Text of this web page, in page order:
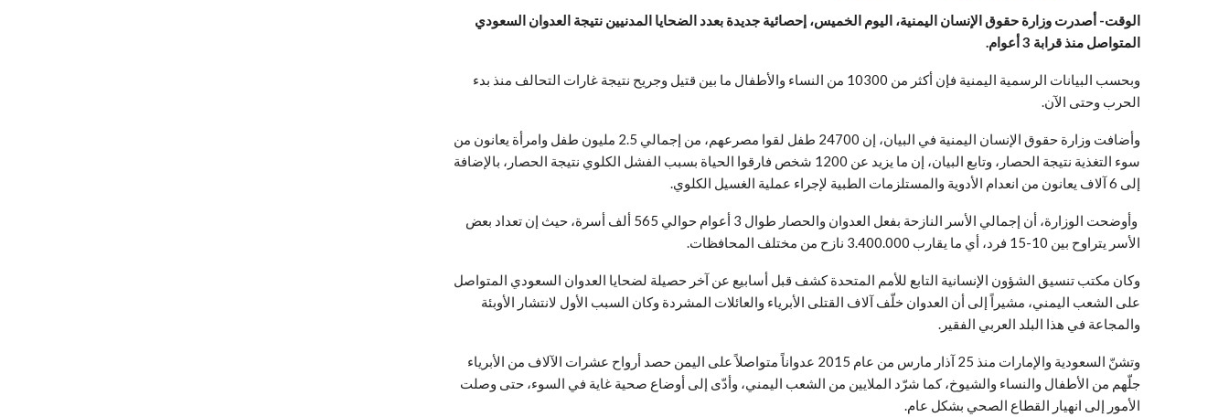
الوقت- أصدرت وزارة حقوق الإنسان اليمنية، اليوم الخميس، إحصائية جديدة بعدد الضحايا المدنيين نتيجة العدوان السعودي
المتواصل منذ قرابة 3 أعوام.
وبحسب البيانات الرسمية اليمنية فإن أكثر من 10300 من النساء والأطفال ما بين قتيل وجريح نتيجة غارات التحالف منذ بدء
الحرب وحتى الآن.
وأضافت وزارة حقوق الإنسان اليمنية في البيان، إن 24700 طفل لقوا مصرعهم، من إجمالي 2.5 مليون طفل وامرأة يعانون من
سوء التغذية نتيجة الحصار، وتابع البيان، إن ما يزيد عن 1200 شخص فارقوا الحياة بسبب الفشل الكلوي نتيجة الحصار، بالإضافة
إلى 6 آلاف يعانون من انعدام الأدوية والمستلزمات الطبية لإجراء عملية الغسيل الكلوي.
وأوضحت الوزارة، أن إجمالي الأسر النازحة بفعل العدوان والحصار طوال 3 أعوام حوالي 565 ألف أسرة، حيث إن تعداد بعض
الأسر يتراوح بين 10-15 فرد، أي ما يقارب 3.400.000 نازح من مختلف المحافظات.
وكان مكتب تنسيق الشؤون الإنسانية التابع للأمم المتحدة كشف قبل أسابيع عن آخر حصيلة لضحايا العدوان السعودي المتواصل
على الشعب اليمني، مشيراً إلى أن العدوان خلّف آلاف القتلى الأبرياء والعائلات المشردة وكان السبب الأول لانتشار الأوبئة
والمجاعة في هذا البلد العربي الفقير .
وتشنّ السعودية والإمارات منذ 25 آذار مارس من عام 2015 عدواناً متواصلاً على اليمن حصد أرواح عشرات الآلاف من الأبرياء
جلّهم من الأطفال والنساء والشيوخ، كما شرّد الملايين من الشعب اليمني، وأدّى إلى أوضاع صحية غاية في السوء، حتى وصلت
الأمور إلى انهيار القطاع الصحي بشكل عام.